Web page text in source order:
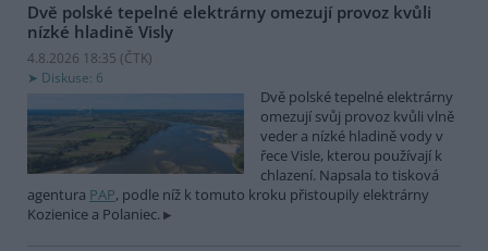
Dvě polské tepelné elektrárny omezují provoz kvůli
nízké hladině Visly
4.8.2026 18:35 (ČTK)
Diskuse: 6
Dvě polské tepelné elektrárny
omezují svůj provoz kvůli vlně
veder a nízké hladině vody v
řece Visle, kterou používají k
chlazení. Napsala to tisková
agentura PAP, podle níž k tomuto kroku přistoupily elektrárny
Kozienice a Polaniec.